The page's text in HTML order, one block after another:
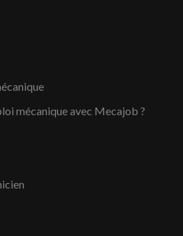
mécanique avec Mecajob ?